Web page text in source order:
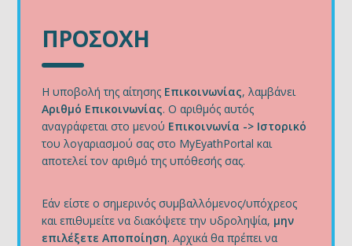
ΠΡΟΣΟΧΗ
H υποβολή της αίτησης Επικοινωνίας, λαμβάνει
Αριθμό Επικοινωνίας. Ο αριθμός αυτός
αναγράφεται στο μενού Επικοινωνία -> Ιστορικό
του λογαριασμού σας στο MyEyathPortal και
αποτελεί τον αριθμό της υπόθεσής σας.
Εάν είστε ο σημερινός συμβαλλόμενος/υπόχρεος
και επιθυμείτε να διακόψετε την υδροληψία, μην
επιλέξετε Αποποίηση. Αρχικά θα πρέπει να